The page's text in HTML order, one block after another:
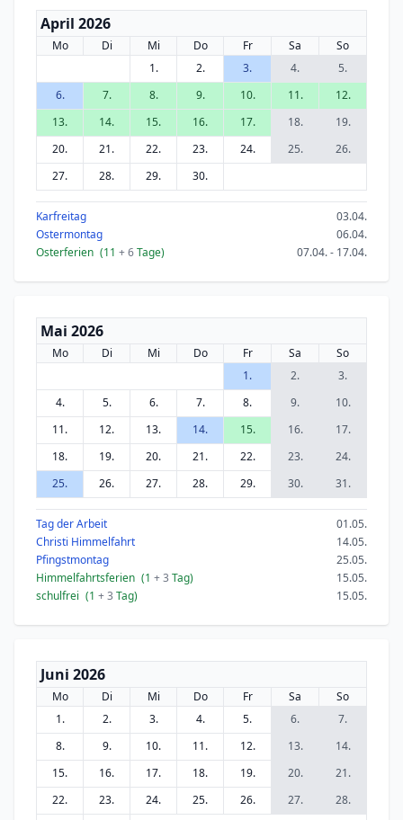
April 2026
Mo Di Mi Do Fr Sa
So
1.
2. 3. 4.
5.
6.
7. 8. 9. 10. 11.
12.
13.
14. 15. 16. 17. 18.
19.
20.
21. 22. 23. 24. 25.
26.
27.
28. 29. 30.
Karfreitag
03.04.
Ostermontag
06.04.
Osterferien (11 + 6Tage) 07.04. - 17.04.
Mai 2026
Mo Di Mi Do Fr Sa
So
1.
2.
3.
4.
5. 6. 7. 8. 9.
10.
11.
12. 13. 14. 15. 16.
17.
18.
19. 20. 21. 22. 23.
24.
25.
26. 27. 28. 29. 30. 31.
Tag der Arbeit
01.05.
Christi Himmelfahrt
14.05.
Pfingstmontag
25.05.
Himmelfahrtsferien (1 + 3 Tag)
15.05.
schulfrei (1 + 3 Tag) 15.05.
Juni 2026
Mo Di Mi Do Fr Sa
So
1.
2. 3. 4. 5. 6.
7.
8.
9. 10. 11. 12. 13.
14.
15.
16. 17. 18. 19. 20.
21.
22.
23. 24. 25. 26. 27.
28.